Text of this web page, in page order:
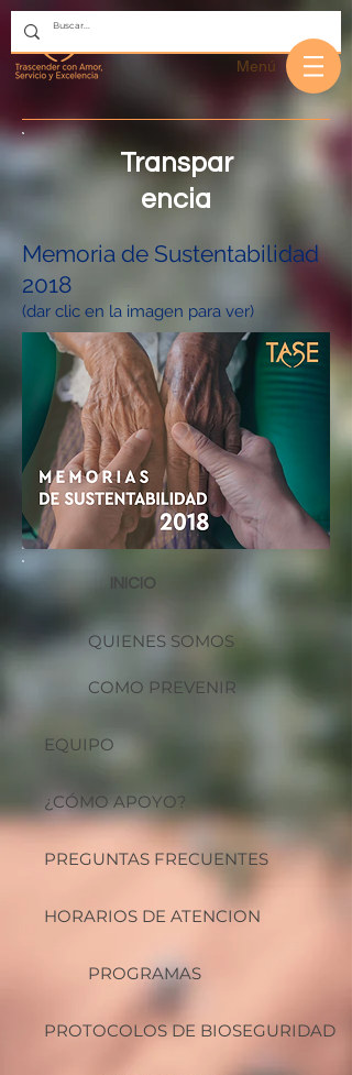
Menú
Transpar
encia
Memoria de Sustentabilidad
2018
(dar clic en la imagen para ver)
INICIO
QUIENES SOMOS
COMO PREVENIR
EQUIPO
¿CÓMO APOYO?
PREGUNTAS FRECUENTES
HORARIOS DE ATENCION
PROGRAMAS
PROTOCOLOS DE BIOSEGURIDAD